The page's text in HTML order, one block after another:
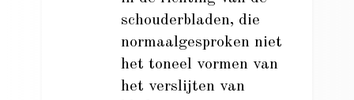
schouderbladen, die
normaalgesproken niet
het toneel vormen van
het verslijten van